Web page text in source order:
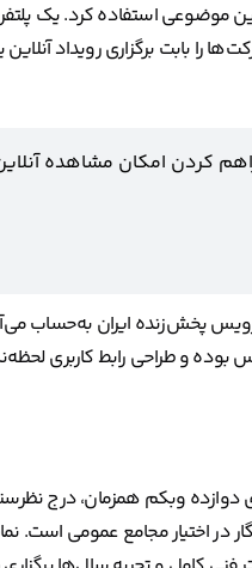
موضوعی استفاده کرد. یک
را بابت برگزاری رویداد
کردن امکان مشاهده
پخش‌زنده ایران به‌حساب می‌آید.
بوده و طراحی رابط کاربری
دوازده وبکم همزمان، درج
در اختیار مجامع عمومی است.